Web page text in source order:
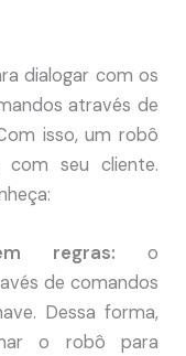
dialogar com os
através de
isso, um robô
seu cliente.
regras: o
de comandos
Dessa forma,
o robô para